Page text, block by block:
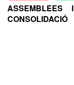
ASSEMBLEES
CONSOLIDACIÓ